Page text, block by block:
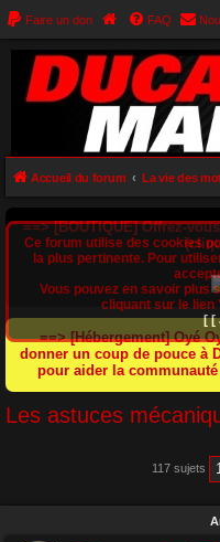
Faire un don FAQ
Accueil du forum La vie des
==> [BOUTIQUE] Offrez-
==> [Hébergement] Oyé
donner un coup de pouce à
pour aider la
Les astuces
117 sujets 1
Ce forum utilise des cookies
la plus pertinente. Pour
Vous pouvez en savoir plus
cliquant sur le lien
[ [